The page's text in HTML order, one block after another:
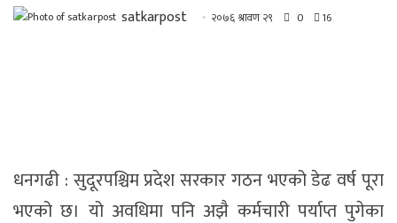
satkarpost २०७६ श्रावण २९ 0 16
धनगढी : सुदूरपश्चिम प्रदेश सरकार गठन भएको डेढ वर्ष पूरा
भएको छ। यो अवधिमा पनि अझै कर्मचारी पर्याप्त पुगेका